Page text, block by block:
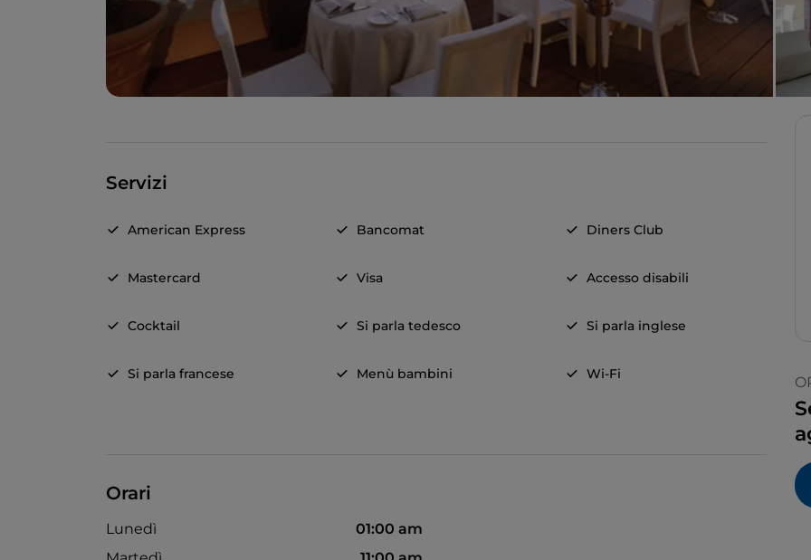
Servizi
American Express Bancomat Diners Club
Mastercard Visa Accesso disabili
Cocktail Si parla tedesco Si parla inglese
Si parla francese Menù bambini Wi-Fi
Orari
Lunedì
01:00 am